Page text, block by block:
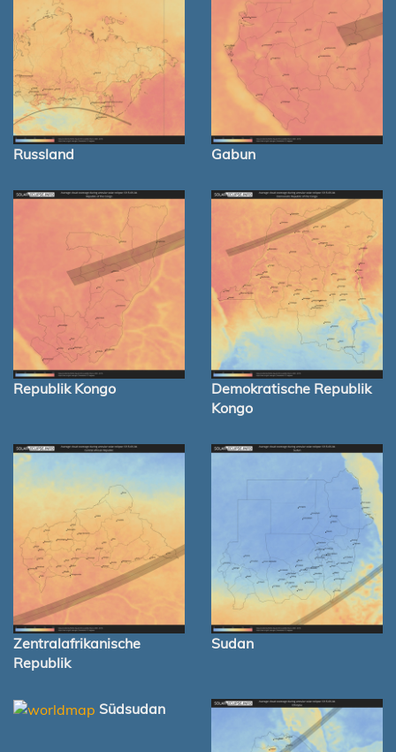
Russland Gabun
Republik Kongo
Demokratische Republik
Kongo
Zentralafrikanische
Republik
Sudan
Südsudan